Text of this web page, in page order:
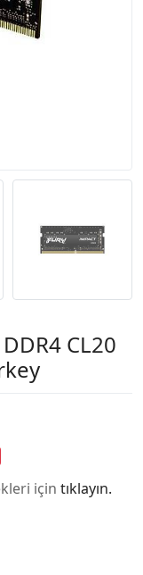
CL20
için tıklayın.